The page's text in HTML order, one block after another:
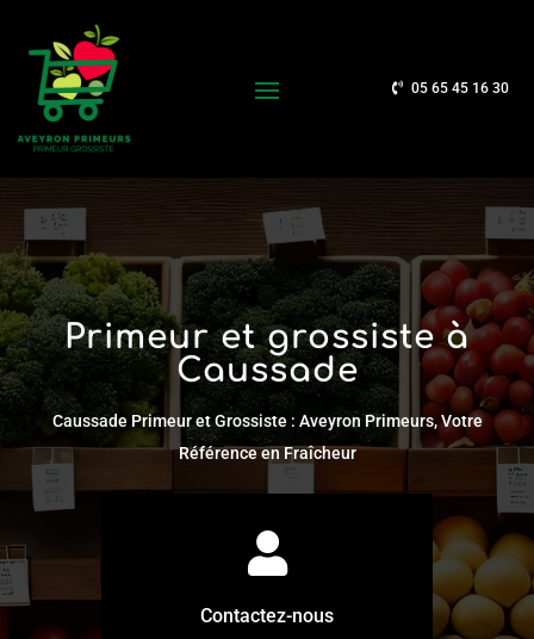
05 65 45 16 30
Primeur et grossiste à
Caussade
Caussade Primeur et Grossiste : Aveyron Primeurs, Votre
Référence en Fraîcheur

Contactez-nous